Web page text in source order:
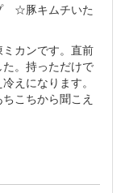
☆豚キムチいた
カンです。直前
。持っただけで
えになります。
こちから聞こえ